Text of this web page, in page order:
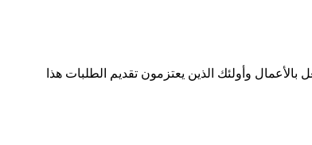
بالأعمال وأولئك الذين يعتزمون تقديم الطلبات هذا